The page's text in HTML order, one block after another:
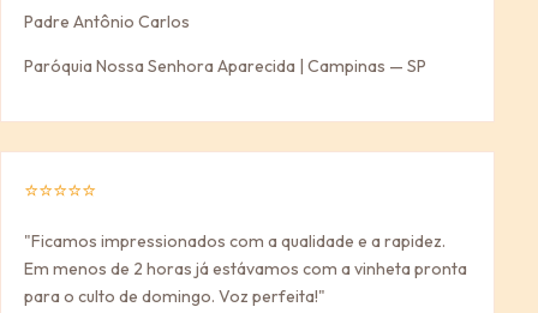
Padre Antônio Carlos
Paróquia Nossa Senhora Aparecida | Campinas — SP
⭐⭐⭐⭐⭐
"Ficamos impressionados com a qualidade e a rapidez.
Em menos de 2 horas já estávamos com a vinheta pronta
para o culto de domingo. Voz perfeita!"